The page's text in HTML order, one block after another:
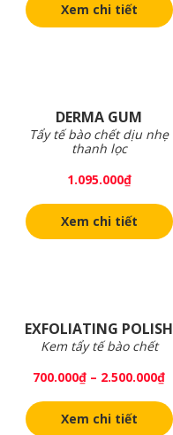
Xem chi tiết
DERMA GUM
Tẩy tế bào chết dịu nhẹ
thanh lọc
1.095.000₫
Xem chi tiết
EXFOLIATING POLISH
Kem tẩy tế bào chết
700.000₫ – 2.500.000₫
Xem chi tiết